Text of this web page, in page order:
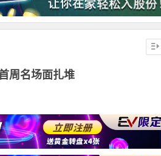
周名场面扎堆